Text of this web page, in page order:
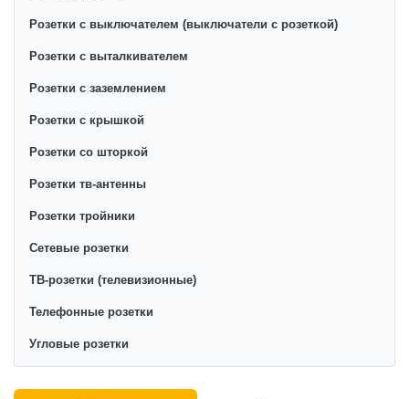
Розетки с выключателем (выключатели с розеткой)
Розетки с выталкивателем
Розетки с заземлением
Розетки с крышкой
Розетки со шторкой
Розетки тв-антенны
Розетки тройники
Сетевые розетки
ТВ-розетки (телевизионные)
Телефонные розетки
Угловые розетки